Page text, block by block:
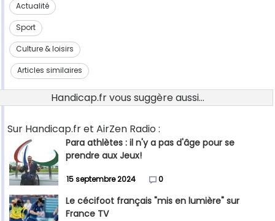
Actualité
Sport
Culture & loisirs
Articles similaires
Handicap.fr vous suggère aussi...
Sur Handicap.fr et AirZen Radio :
Para athlètes : il n'y a pas d'âge pour se
prendre aux Jeux!
15 septembre 2024 0
Le cécifoot français "mis en lumière" sur
France TV